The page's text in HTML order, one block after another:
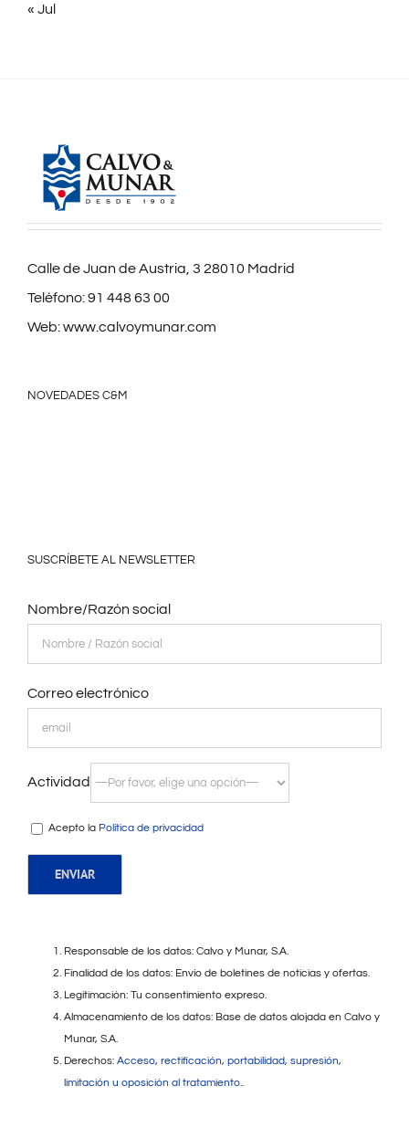
« Jul
Calle de Juan de Austria, 3 28010 Madrid
Teléfono:91 448 63 00
Web:www.calvoymunar.com
NOVEDADES C&M
SUSCRÍBETE AL NEWSLETTER
Nombre/Razón social
Correo electrónico
Actividad
Acepto la Política de privacidad
Responsable de los datos: Calvo y Munar, S.A.
Finalidad de los datos: Envío de boletines de noticias y ofertas.
Legitimación: Tu consentimiento expreso.
Almacenamiento de los datos: Base de datos alojada en Calvo y
Munar, S.A.
Derechos: Acceso, rectificación, portabilidad, supresión,
limitación u oposición al tratamiento..